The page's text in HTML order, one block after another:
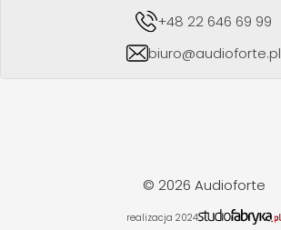
+48 22 646 69 99
biuro@audioforte.pl
© 2026 Audioforte
realizacja 2024